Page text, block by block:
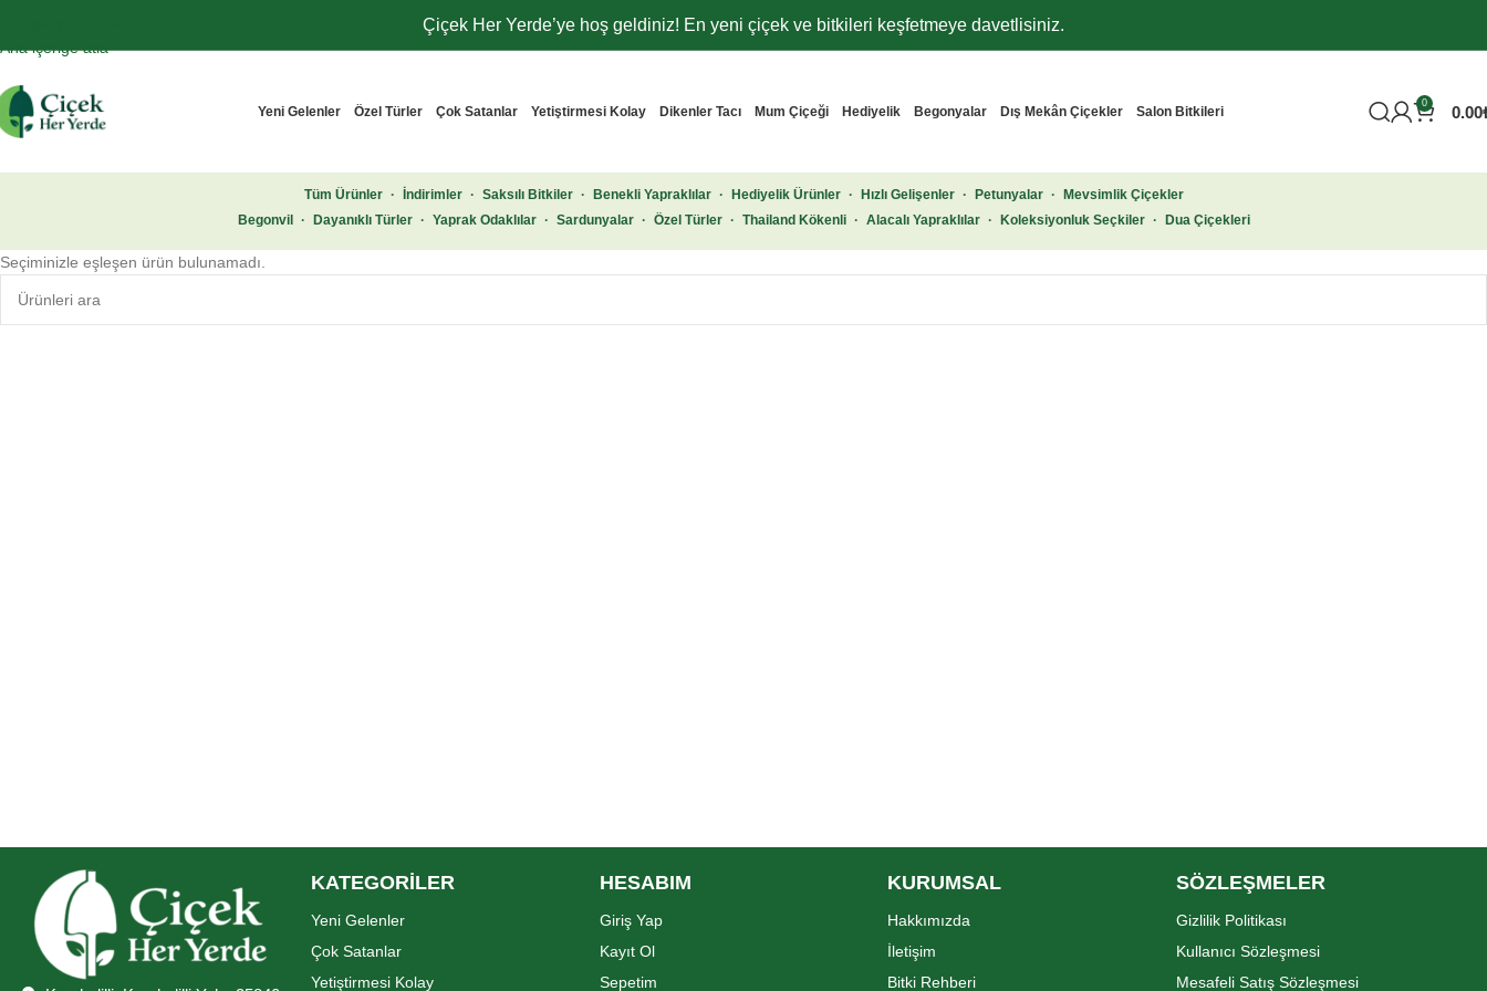
Ana içeriğe atla
Çiçek Her Yerde’ye hoş geldiniz! En yeni çiçek ve bitkileri keşfetmeye davetlisiniz.
Yeni Gelenler Özel Türler Çok Satanlar Yetiştirmesi Kolay Dikenler Tacı Mum Çiçeği Hediyelik Begonyalar Dış Mekân Çiçekler Salon Bitkileri
0 0.00
Tüm Ürünler · İndirimler · Saksılı Bitkiler · Benekli Yapraklılar · Hediyelik Ürünler · Hızlı Gelişenler · Petunyalar ·
Mevsimlik Çiçekler
Begonvil
· Dayanıklı Türler · Yaprak Odaklılar · Sardunyalar · Özel Türler · Thailand Kökenli · Alacalı Yapraklılar · Koleksiyonluk Seçkiler · Dua Çiçekleri
Seçiminizle eşleşen ürün bulunamadı.
KATEGORİLER
Yeni Gelenler
Çok Satanlar
Yetiştirmesi Kolay
HESABIM
Giriş Yap
Kayıt Ol
Sepetim
KURUMSAL
Hakkımızda
İletişim
Bitki Rehberi
SÖZLEŞMELER
Gizlilik Politikası
Kullanıcı Sözleşmesi
Mesafeli Satış Sözleşmesi